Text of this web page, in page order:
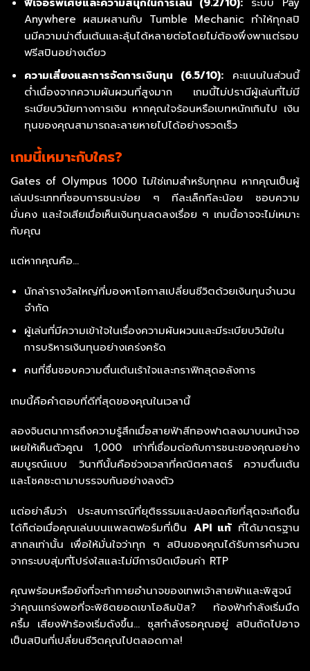
Anywhere ผสมผสานกับ Tumble Mechanic ทำให้ทุกสปิ
นมีความน่าตื่นเต้นและลุ้นได้หลายต่อโดยไม่ต้องพึ่งพาแต่รอบ
ฟรีสปินอย่างเดียว
ความเสี่ยงและการจัดการเงินทุน (6.5/10): คะแนนในส่วนนี้
ต่ำเนื่องจากความผันผวนที่สูงมาก เกมนี้ไม่ปรานีผู้เล่นที่ไม่มี
ระเบียบวินัยทางการเงิน หากคุณใจร้อนหรือเบทหนักเกินไป เงิน
ทุนของคุณสามารถละลายหายไปได้อย่างรวดเร็ว
เกมนี้เหมาะกับใคร?
Gates of Olympus 1000 ไม่ใช่เกมสำหรับทุกคน หากคุณเป็นผู้
เล่นประเภทที่ชอบการชนะบ่อย ๆ ทีละเล็กทีละน้อย ชอบความ
มั่นคง และใจเสียเมื่อเห็นเงินทุนลดลงเรื่อย ๆ เกมนี้อาจจะไม่เหมาะ
กับคุณ
แต่หากคุณคือ…
นักล่ารางวัลใหญ่ที่มองหาโอกาสเปลี่ยนชีวิตด้วยเงินทุนจำนวน
จำกัด
ผู้เล่นที่มีความเข้าใจในเรื่องความผันผวนและมีระเบียบวินัยใน
การบริหารเงินทุนอย่างเคร่งครัด
คนที่ชื่นชอบความตื่นเต้นเร้าใจและกราฟิกสุดอลังการ
เกมนี้คือคำตอบที่ดีที่สุดของคุณในเวลานี้
ลองจินตนาการถึงความรู้สึกเมื่อสายฟ้าสีทองฟาดลงมาบนหน้าจอ
เผยให้เห็นตัวคูณ 1,000 เท่าที่เชื่อมต่อกับการชนะของคุณอย่าง
สมบูรณ์แบบ วินาทีนั้นคือช่วงเวลาที่คณิตศาสตร์ ความตื่นเต้น
และโชคชะตามาบรรจบกันอย่างลงตัว
แต่อย่าลืมว่า ประสบการณ์ที่ยุติธรรมและปลอดภัยที่สุดจะเกิดขึ้น
ได้ก็ต่อเมื่อคุณเล่นบนแพลตฟอร์มที่เป็น API แท้ที่ได้มาตรฐาน
สากลเท่านั้น เพื่อให้มั่นใจว่าทุก ๆ สปินของคุณได้รับการคำนวณ
จากระบบสุ่มที่โปร่งใสและไม่มีการบิดเบือนค่า RTP
คุณพร้อมหรือยังที่จะท้าทายอำนาจของเทพเจ้าสายฟ้าและพิสูจน์
ว่าคุณแกร่งพอที่จะพิชิตยอดเขาโอลิมปัส? ท้องฟ้ากำลังเริ่มมืด
ครึ้ม เสียงฟ้าร้องเริ่มดังขึ้น… ซุสกำลังรอคุณอยู่ สปินถัดไปอาจ
เป็นสปินที่เปลี่ยนชีวิตคุณไปตลอดกาล!